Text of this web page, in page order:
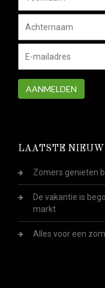
AANMELDEN
LAATSTE
Zomers genieten
De vakantie is
markt
Alles voor een